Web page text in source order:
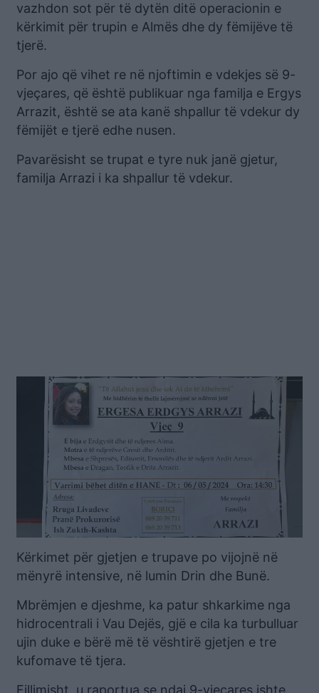
vazhdon sot për të dytën ditë operacionin e
kërkimit për trupin e Almës dhe dy fëmijëve të
tjerë.
Por ajo që vihet re në njoftimin e vdekjes së 9-
vjeçares, që është publikuar nga familja e Ergys
Arrazit, është se ata kanë shpallur të vdekur dy
fëmijët e tjerë edhe nusen.
Pavarësisht se trupat e tyre nuk janë gjetur,
familja Arrazi i ka shpallur të vdekur.
Kërkimet për gjetjen e trupave po vijojnë në
mënyrë intensive, në lumin Drin dhe Bunë.
Mbrëmjen e djeshme, ka patur shkarkime nga
hidrocentrali i Vau Dejës, gjë e cila ka turbulluar
ujin duke e bërë më të vështirë gjetjen e tre
kufomave të tjera.
Fillimisht, u raportua se ndaj 9-vjeçares ishte